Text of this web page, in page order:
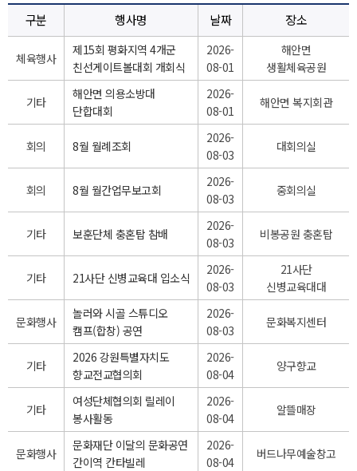
구분 행사명 날짜 장소
체육행사
제15회 평화지역 4개군
친선게이트볼대회 개회식
2026-
08-01
해안면
생활체육공원
기타
해안면 의용소방대
단합대회
2026-
08-01
해안면 복지회관
회의 8월 월례조회
2026-
08-03
대회의실
회의 8월 월간업무보고회
2026-
08-03
중회의실
기타 보훈단체 충혼탑 참배
2026-
08-03
비봉공원 충혼탑
기타 21사단 신병교육대 입소식
2026-
08-03
21사단
신병교육대대
문화행사
놀러와 시골 스튜디오
캠프(합창) 공연
2026-
08-03
문화복지센터
기타
2026 강원특별자치도
향교전교협의회
2026-
08-04
양구향교
기타
여성단체협의회 릴레이
봉사활동
2026-
08-04
알뜰매장
문화행사
문화재단 이달의 문화공연
간이역 칸타빌레
2026-
08-04
버드나무예술창고